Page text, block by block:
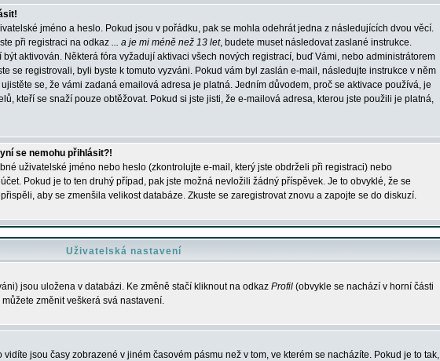
jméno a heslo. Pokud jsou v pořádku, pak se mohla odehrát jedna z následujících dvou věcí.
při registraci na odkaz ... a je mi méně než 13 let, budete muset následovat zaslané instrukce.
aktivován. Některá fóra vyžadují aktivaci všech nových registrací, buď Vámi, nebo administrátorem
se registrovali, byli byste k tomuto vyzváni. Pokud vám byl zaslán e-mail, následujte instrukce v něm
se, že vámi zadaná emailová adresa je platná. Jedním důvodem, proč se aktivace používá, je
kteří se snaží pouze obtěžovat. Pokud si jste jisti, že e-mailová adresa, kterou jste použili je platná,
se nemohu přihlásit?!
uživatelské jméno nebo heslo (zkontrolujte e-mail, který jste obdrželi při registraci) nebo
Pokud je to ten druhý případ, pak jste možná nevložili žádný příspěvek. Je to obvyklé, že se
aby se zmenšila velikost databáze. Zkuste se zaregistrovat znovu a zapojte se do diskuzí.
Uživatelská nastavení
jsou uložena v databázi. Ke změně stačí kliknout na odkaz Profil (obvykle se nachází v horní části
změnit veškerá svá nastavení.
jsou časy zobrazené v jiném časovém pásmu než v tom, ve kterém se nacházíte. Pokud je to tak,